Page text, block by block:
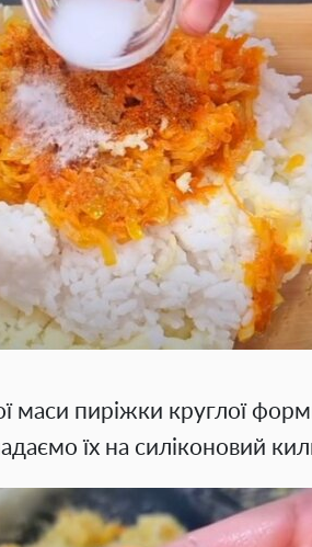
маси пиріжки круглої
їх на силіконовий